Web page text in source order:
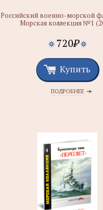
Российский военно-морской
Морская коллекция №1
720₽
Купить
ПОДРОБНЕЕ